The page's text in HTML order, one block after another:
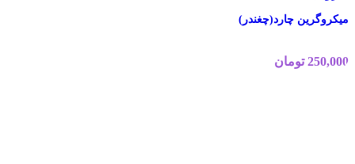
میکروگرین چارد(چغندر)
250,000 تومان